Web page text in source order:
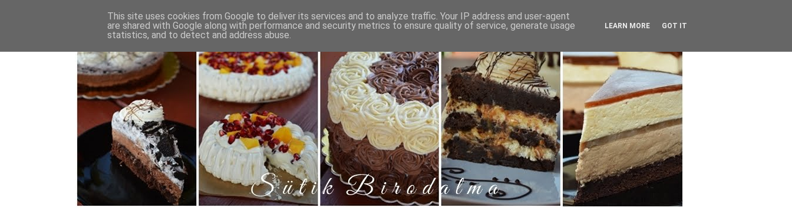
This site uses cookies from Google to deliver its services and to analyze traffic. Your IP address and user-agent
are shared with Google along with performance and security metrics to ensure quality of service, generate usage
statistics, and to detect and address abuse.
LEARN MORE GOT IT